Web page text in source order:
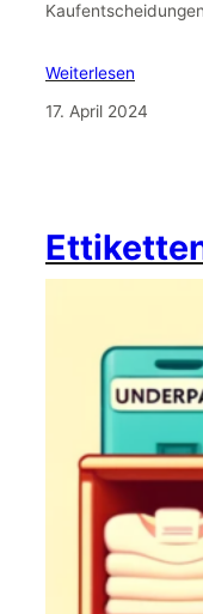
Weiterlesen
17. April 2024